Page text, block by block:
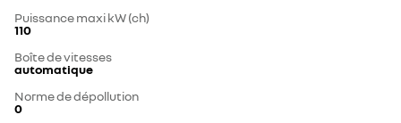
Puissance maxi kW (ch)
110
Boîte de vitesses
automatique
Norme de dépollution
0